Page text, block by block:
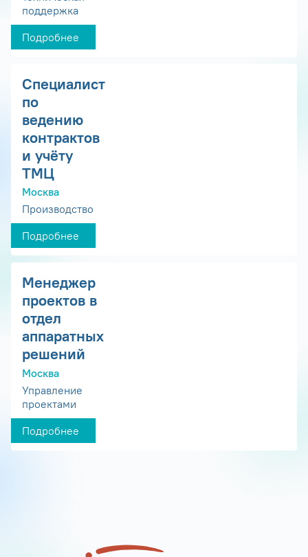
поддержка
Подробнее
Специалист
по
ведению
контрактов
и учёту
ТМЦ
Москва
Производство
Подробнее
Менеджер
проектов в
отдел
аппаратных
решений
Москва
Управление
проектами
Подробнее